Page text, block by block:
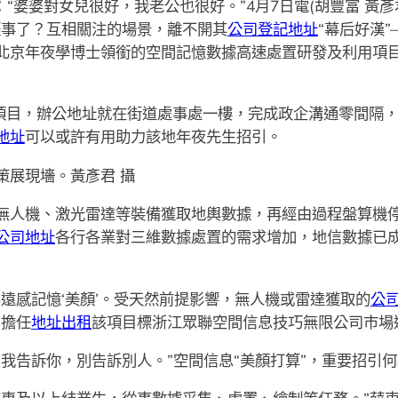
婆對女兒很好，我老公也很好。”4月7日電(胡豐富 黃彥
了？互相關注的場景，離不開其公司登記地址“幕后好漢
京年夜學博士領銜的空間記憶數據高速處置研發及利用項
辦公地址就在街道處事處一樓，完成政企溝通零間隔，
址可以或許有用助力該地年夜先生招引。
展現墻。黃彥君 攝
、激光雷達等裝備獲取地輿數據，再經由過程盤算機
司地址各行各業對三維數據處置的需求增加，地信數據已
記憶‘美顏’。受天然前提影響，無人機或雷達獲取的公
任地址出租該項目標浙江眾聯空間信息技巧無限公司市
訴你，別告訴別人。”空間信息“美顏打算”，重要招引